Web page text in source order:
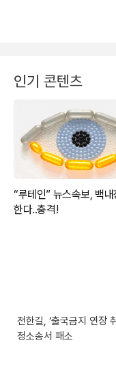
인기 콘텐츠
전한길, ‘출국금지 연장
정소송서 패소